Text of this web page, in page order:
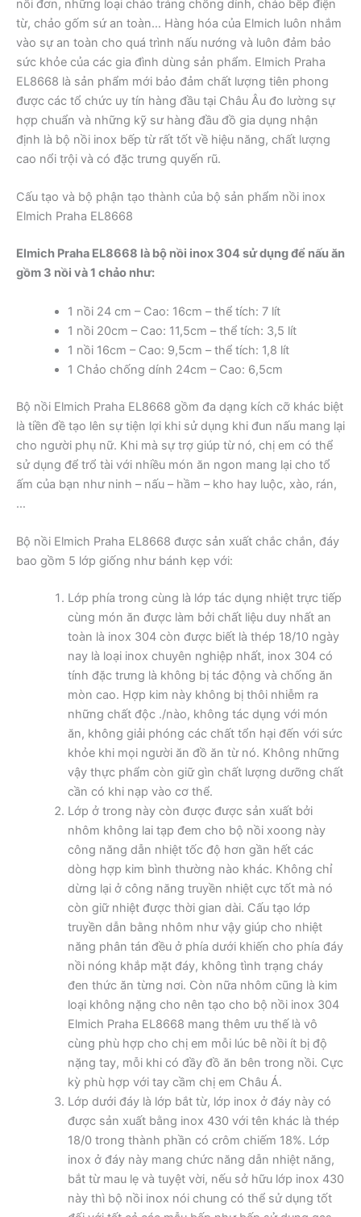
nồi đơn, những loại chảo tráng chống dính, chảo bếp điện
từ, chảo gốm sứ an toàn… Hàng hóa của Elmich luôn nhắm
vào sự an toàn cho quá trình nấu nướng và luôn đảm bảo
sức khỏe của các gia đình dùng sản phẩm. Elmich Praha
EL8668 là sản phẩm mới bảo đảm chất lượng tiên phong
được các tổ chức uy tín hàng đầu tại Châu Âu đo lường sự
hợp chuẩn và những kỹ sư hàng đầu đồ gia dụng nhận
định là bộ nồi inox bếp từ rất tốt về hiệu năng, chất lượng
cao nổi trội và có đặc trưng quyến rũ.
Cấu tạo và bộ phận tạo thành của bộ sản phẩm nồi inox
Elmich Praha EL8668
Elmich Praha EL8668 là bộ nồi inox 304 sử dụng để nấu ăn
gồm 3 nồi và 1 chảo như:
1 nồi 24 cm – Cao: 16cm – thể tích: 7 lít
1 nồi 20cm – Cao: 11,5cm – thể tích: 3,5 lít
1 nồi 16cm – Cao: 9,5cm – thể tích: 1,8 lít
1 Chảo chống dính 24cm – Cao: 6,5cm
Bộ nồi Elmich Praha EL8668 gồm đa dạng kích cỡ khác biệt
là tiền đề tạo lên sự tiện lợi khi sử dụng khi đun nấu mang lại
cho người phụ nữ. Khi mà sự trợ giúp từ nó, chị em có thể
sử dụng để trổ tài với nhiều món ăn ngon mang lại cho tổ
ấm của bạn như ninh – nấu – hầm – kho hay luộc, xào, rán,
…
Bộ nồi Elmich Praha EL8668 được sản xuất chắc chắn, đáy
bao gồm 5 lớp giống như bánh kẹp với:
Lớp phía trong cùng là lớp tác dụng nhiệt trực tiếp
cùng món ăn được làm bởi chất liệu duy nhất an
toàn là inox 304 còn được biết là thép 18/10 ngày
nay là loại inox chuyên nghiệp nhất, inox 304 có
tính đặc trưng là không bị tác động và chống ăn
mòn cao. Hợp kim này không bị thôi nhiễm ra
những chất độc ./nào, không tác dụng với món
ăn, không giải phóng các chất tổn hại đến với sức
khỏe khi mọi người ăn đồ ăn từ nó. Không những
vậy thực phẩm còn giữ gìn chất lượng dưỡng chất
cần có khi nạp vào cơ thể.
Lớp ở trong này còn được được sản xuất bởi
nhôm không lai tạp đem cho bộ nồi xoong này
công năng dẫn nhiệt tốc độ hơn gần hết các
dòng hợp kim bình thường nào khác. Không chỉ
dừng lại ở công năng truyền nhiệt cực tốt mà nó
còn giữ nhiệt được thời gian dài. Cấu tạo lớp
truyền dẫn bằng nhôm như vậy giúp cho nhiệt
năng phân tán đều ở phía dưới khiến cho phía đáy
nồi nóng khắp mặt đáy, không tình trạng cháy
đen thức ăn từng nơi. Còn nữa nhôm cũng là kim
loại không nặng cho nên tạo cho bộ nồi inox 304
Elmich Praha EL8668 mang thêm ưu thế là vô
cùng phù hợp cho chị em mỗi lúc bê nồi ít bị độ
nặng tay, mỗi khi có đầy đồ ăn bên trong nồi. Cực
kỳ phù hợp với tay cầm chị em Châu Á.
Lớp dưới đáy là lớp bắt từ, lớp inox ở đáy này có
được sản xuất bằng inox 430 với tên khác là thép
18/0 trong thành phần có crôm chiếm 18%. Lớp
inox ở đáy này mang chức năng dẫn nhiệt năng,
bắt từ mau lẹ và tuyệt vời, nếu sở hữu lớp inox 430
này thì bộ nồi inox nói chung có thể sử dụng tốt